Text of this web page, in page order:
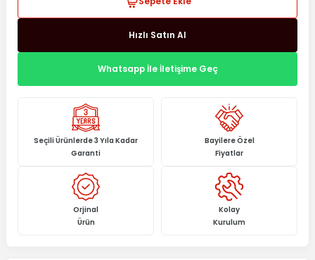
Hızlı Satın Al
Whatsapp İle İletişime Geç
Seçili Ürünlerde 3 Yıla Kadar
Garanti
Bayilere Özel
Fiyatlar
Orjinal
Ürün
Kolay
Kurulum